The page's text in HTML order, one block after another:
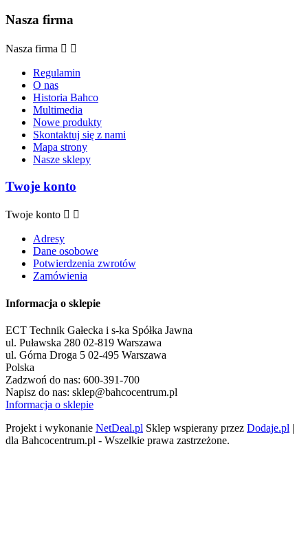
Nasza firma
Nasza firma  
Regulamin
O nas
Historia Bahco
Multimedia
Nowe produkty
Skontaktuj się z nami
Mapa strony
Nasze sklepy
Twoje konto
Twoje konto  
Adresy
Dane osobowe
Potwierdzenia zwrotów
Zamówienia
Informacja o sklepie
ECT Technik Gałecka i s-ka Spółka Jawna
ul. Puławska 280 02-819 Warszawa
ul. Górna Droga 5 02-495 Warszawa
Polska
Zadzwoń do nas: 600-391-700
Napisz do nas: sklep@bahcocentrum.pl
Informacja o sklepie
Projekt i wykonanie NetDeal.pl Sklep wspierany przez Dodaje.pl |
dla Bahcocentrum.pl - Wszelkie prawa zastrzeżone.